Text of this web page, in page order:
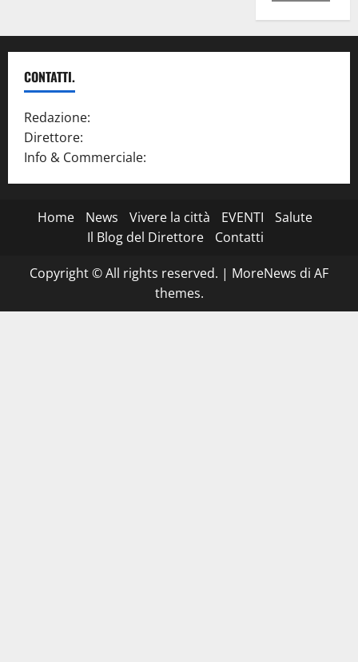
CONTATTI.
Redazione:
Direttore:
Info & Commerciale:
Home News Vivere la città EVENTI
Salute
Il Blog del Direttore
Contatti
Copyright © All rights reserved. | MoreNews di AF
themes.